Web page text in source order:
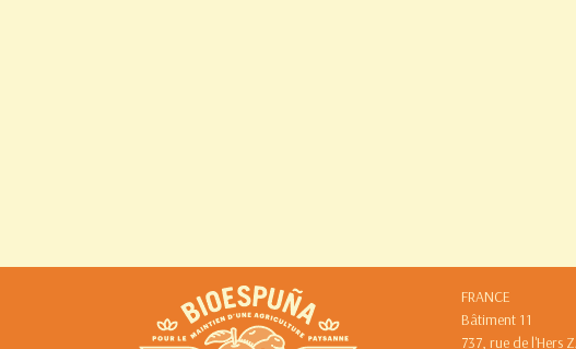
FRANCE
Bâtiment 11
737, rue de l'Hers